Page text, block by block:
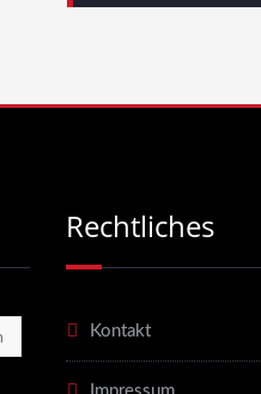
Rechtliches
Kontakt